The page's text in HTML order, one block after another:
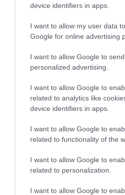
device identifiers in apps.
I want to allow my user data
Google for online advertising
I want to allow Google to
personalized advertising.
I want to allow Google to
related to analytics like
device identifiers in apps.
I want to allow Google to
related to functionality of the
I want to allow Google to
related to personalization.
I want to allow Google to